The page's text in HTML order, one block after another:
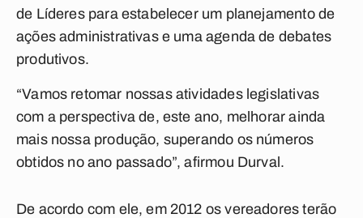
de Líderes para estabelecer um planejamento de
ações administrativas e uma agenda de debates
produtivos.
“Vamos retomar nossas atividades legislativas
com a perspectiva de, este ano, melhorar ainda
mais nossa produção, superando os números
obtidos no ano passado”, afirmou Durval.
De acordo com ele, em 2012 os vereadores terão